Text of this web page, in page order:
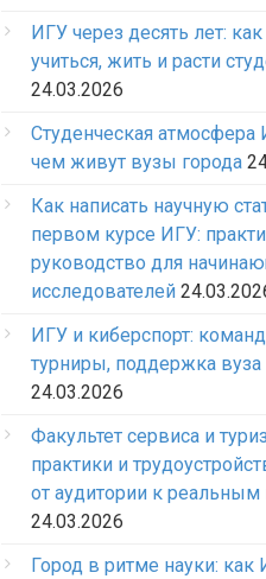
ИГУ через десять лет: как
учиться, жить и расти
24.03.2026
Студенческая атмосфера
чем живут вузы города
Как написать научную
первом курсе ИГУ:
руководство для
исследователей
ИГУ и киберспорт:
турниры, поддержка вуза
24.03.2026
Факультет сервиса и
практики и
от аудитории к реальным
24.03.2026
Город в ритме науки: как